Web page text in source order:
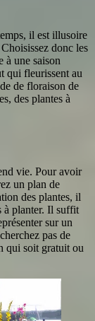
il est illusoire
donc les
à une saison
qui fleurissent au
de floraison de
des plantes à
vie. Pour avoir
un plan de
des plantes, il
à planter. Il suffit
sur un
pas de
qui soit gratuit ou